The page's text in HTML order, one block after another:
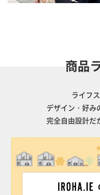
商品
ライフ
デザイン・好み
完全自由設計だ